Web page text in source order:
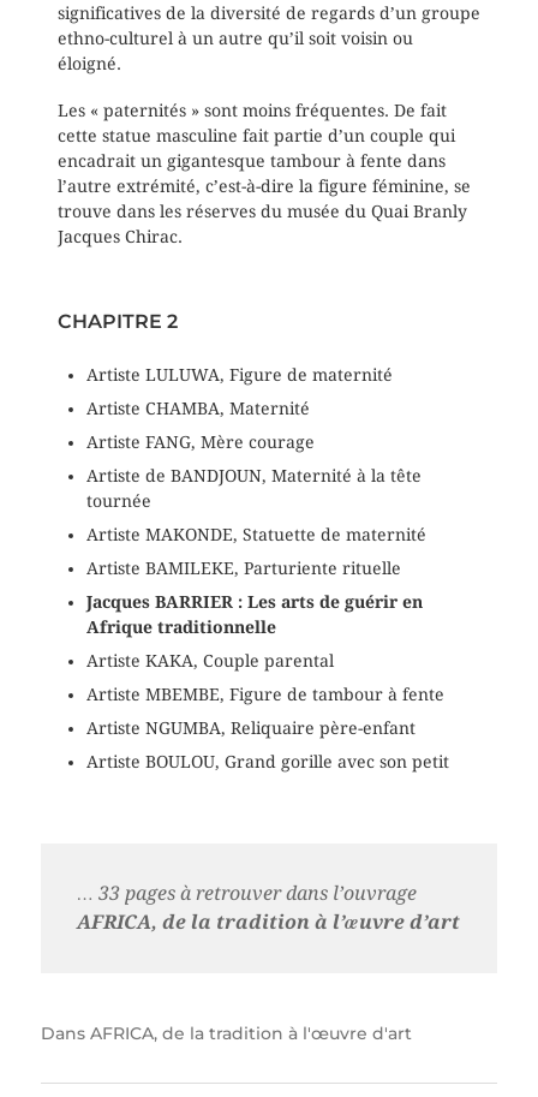
significatives de la diversité de regards d’un groupe
ethno-culturel à un autre qu’il soit voisin ou
éloigné.
Les « paternités » sont moins fréquentes. De fait
cette statue masculine fait partie d’un couple qui
encadrait un gigantesque tambour à fente dans
l’autre extrémité, c’est-à-dire la figure féminine, se
trouve dans les réserves du musée du Quai Branly
Jacques Chirac.
CHAPITRE 2
Artiste LULUWA, Figure de maternité
Artiste CHAMBA, Maternité
Artiste FANG, Mère courage
Artiste de BANDJOUN, Maternité à la tête
tournée
Artiste MAKONDE, Statuette de maternité
Artiste BAMILEKE, Parturiente rituelle
Jacques BARRIER : Les arts de guérir en
Afrique traditionnelle
Artiste KAKA, Couple parental
Artiste MBEMBE, Figure de tambour à fente
Artiste NGUMBA, Reliquaire père-enfant
Artiste BOULOU, Grand gorille avec son petit
… 33 pages à retrouver dans l’ouvrage
AFRICA, de la tradition à l’œuvre d’art
Dans AFRICA, de la tradition à l'œuvre d'art